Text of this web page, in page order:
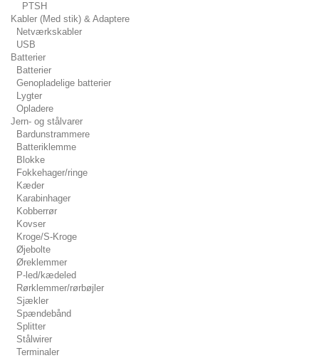
PTSH
Kabler (Med stik) & Adaptere
Netværkskabler
USB
Batterier
Batterier
Genopladelige batterier
Lygter
Opladere
Jern- og stålvarer
Bardunstrammere
Batteriklemme
Blokke
Fokkehager/ringe
Kæder
Karabinhager
Kobberrør
Kovser
Kroge/S-Kroge
Øjebolte
Øreklemmer
P-led/kædeled
Rørklemmer/rørbøjler
Sjækler
Spændebånd
Splitter
Stålwirer
Terminaler